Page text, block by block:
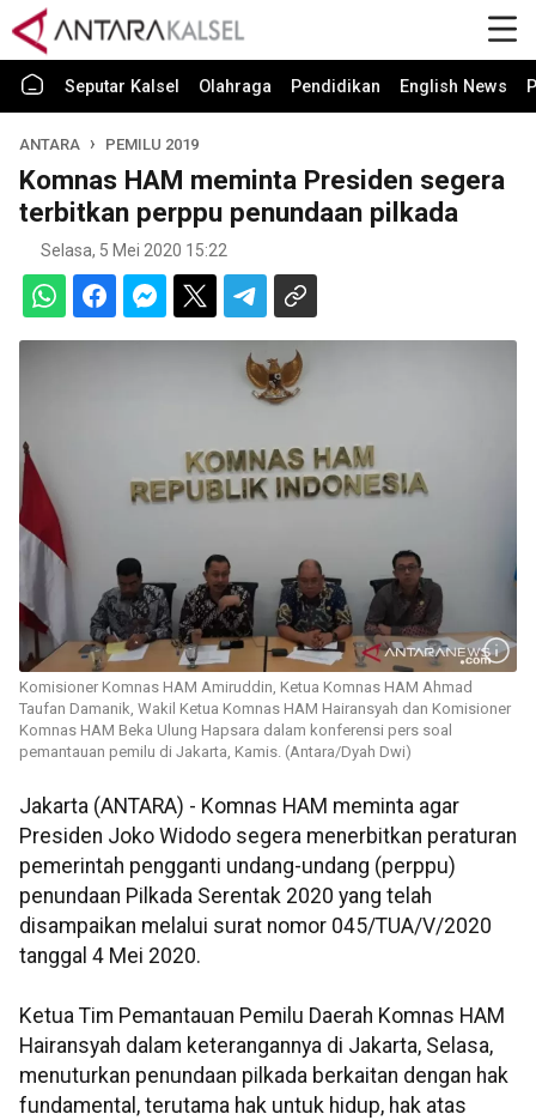
Seputar Kalsel Olahraga Pendidikan English News
ANTARA PEMILU 2019
Komnas HAM meminta Presiden segera
terbitkan perppu penundaan pilkada
Selasa, 5 Mei 2020 15:22
Komisioner Komnas HAM Amiruddin, Ketua Komnas HAM Ahmad
Taufan Damanik, Wakil Ketua Komnas HAM Hairansyah dan Komisioner
Komnas HAM Beka Ulung Hapsara dalam konferensi pers soal
pemantauan pemilu di Jakarta, Kamis. (Antara/Dyah Dwi)
Jakarta (ANTARA) - Komnas HAM meminta agar
Presiden Joko Widodo segera menerbitkan peraturan
pemerintah pengganti undang-undang (perppu)
penundaan Pilkada Serentak 2020 yang telah
disampaikan melalui surat nomor 045/TUA/V/2020
tanggal 4 Mei 2020.
Ketua Tim Pemantauan Pemilu Daerah Komnas HAM
Hairansyah dalam keterangannya di Jakarta, Selasa,
menuturkan penundaan pilkada berkaitan dengan hak
fundamental, terutama hak untuk hidup, hak atas